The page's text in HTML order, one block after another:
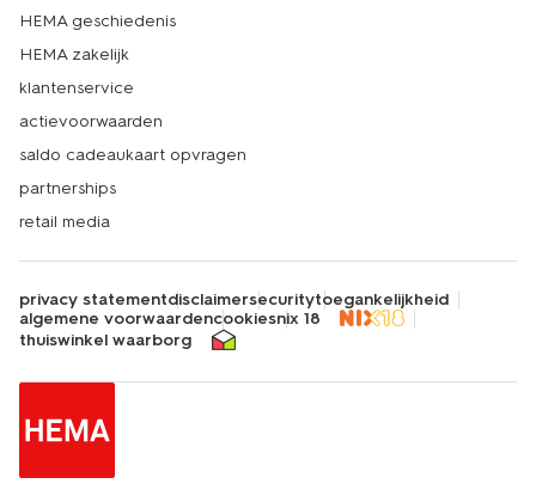
HEMA geschiedenis
HEMA zakelijk
klantenservice
actievoorwaarden
saldo cadeaukaart opvragen
partnerships
retail media
privacy statementdisclaimersecuritytoegankelijkheid
algemene voorwaardencookiesnix 18
thuiswinkel waarborg